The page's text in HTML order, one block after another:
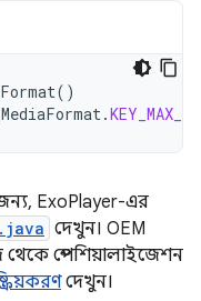
()
MediaFormat.
ExoPlayer-এর
দেখুন। OEM
থেকে স্পেশিয়ালাইজেশন
দেখুন।